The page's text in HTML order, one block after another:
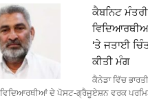
ਕੈਬਨਿਟ
‘ਤੇ ਜਤਾਈ
ਕੀਤੀ ਮੰਗ
ਕੈਨੇਡਾ ਵਿੱਚ
ਵਿਦਿਆਰਥੀਆਂ ਦੇ ਪੋਸਟ-ਗ੍ਰੈਜੂਏਸ਼ਨ ਵਰਕ